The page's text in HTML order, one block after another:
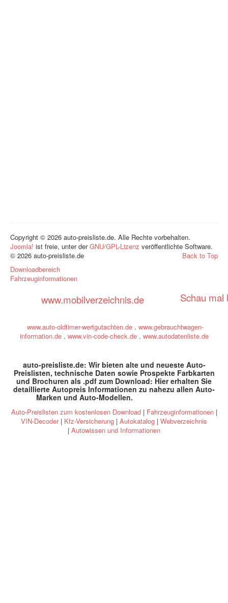
Copyright © 2026 auto-preisliste.de. Alle Rechte vorbehalten.
Joomla! ist freie, unter derGNU/GPL-Lizenz veröffentlichte Software.
Back to Top
© 2026 auto-preisliste.de
Downloadbereich
Fahrzeuginformationen
www.mobilverzeichnis.de Schau mal
www.auto-oldtimer-wertgutachten.de. www.gebrauchtwagen-
information.de. www.vin-code-check.de. www.autodatenliste.de
auto-preisliste.de: Wir bieten alte und neueste Auto-
Preislisten, technische Daten sowie Prospekte Farbkarten
und Brochuren als .pdf zum Download: Hier erhalten Sie
detaillierte Autopreis Informationen zu nahezu allen Auto-
Marken und Auto-Modellen.
Auto-Preislisten zum kostenlosen Download| Fahrzeuginformationen|
VIN-Decoder| Kfz-Versicherung | Autokatalog | Webverzeichnis
| Autowissen und Informationen